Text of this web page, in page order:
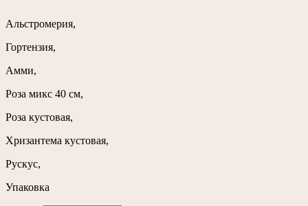
Альстромерия,
Гортензия,
Амми,
Роза микс 40 см,
Роза кустовая,
Хризантема кустовая,
Рускус,
Упаковка